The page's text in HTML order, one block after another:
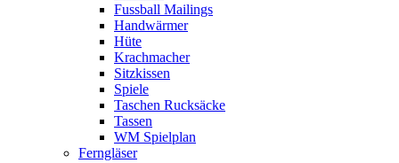
Fussball Mailings
Handwärmer
Hüte
Krachmacher
Sitzkissen
Spiele
Taschen Rucksäcke
Tassen
WM Spielplan
Ferngläser